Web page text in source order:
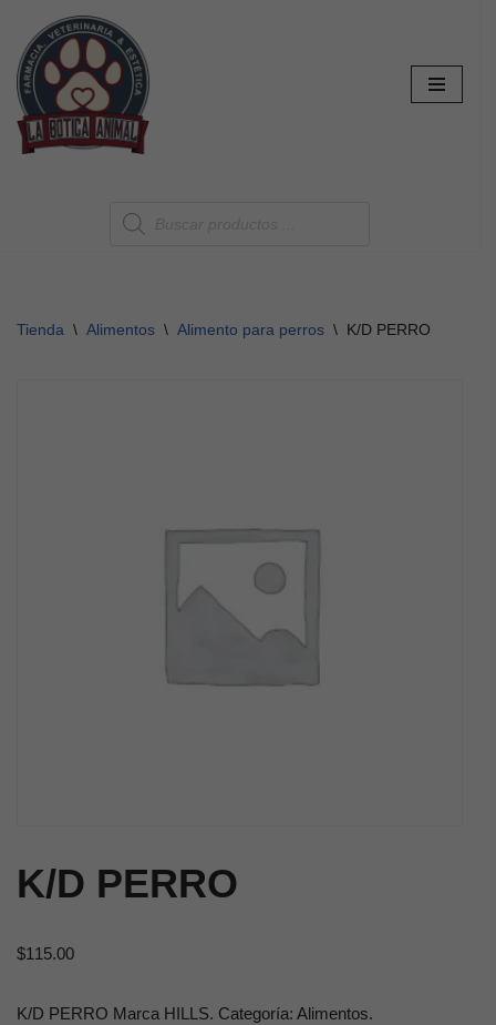
Saltar
al
contenido
Tienda \ Alimentos \ Alimento para perros \ K/D PERRO
K/D PERRO
$115.00
K/D PERRO Marca HILLS. Categoría: Alimentos.